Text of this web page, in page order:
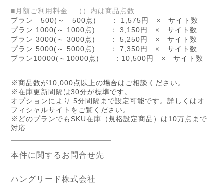
■月額ご利用料金 （）内は商品点数
プラン 500(～ 500点) ： 1,575円 × サイト数
プラン 1000(～ 1000点) ： 3,150円 × サイト数
プラン 3000(～ 3000点) ： 5,250円 × サイト数
プラン 5000(～ 5000点) ： 7,350円 × サイト数
プラン10000(～10000点) ：10,500円 × サイト数
※商品数が10,000点以上の場合はご相談ください。
※在庫更新間隔は30分が標準です。
オプションにより 5分間隔まで設定可能です。詳しくはオ
フィシャルサイトをご覧ください。
※どのプランでもSKU在庫（規格設定商品）は10万点まで
対応
本件に関するお問合せ先
ハングリード株式会社